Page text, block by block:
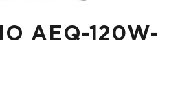
AEQ-120W-